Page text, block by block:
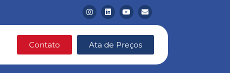
Contato Ata de Preços